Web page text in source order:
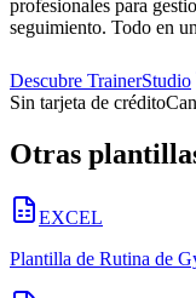
profesionales para
seguimiento. Todo en
Descubre TrainerStudio
Sin tarjeta de crédito
Otras
EXCEL
Plantilla de Rutina de